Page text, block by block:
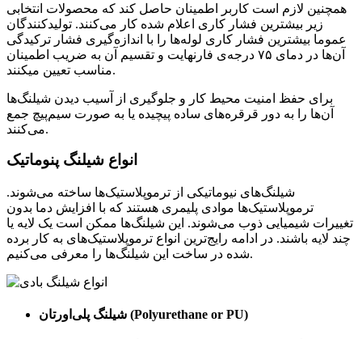
همچنین لازم است کاربر اطمینان حاصل کند که محصولات انتخابی
زیر بیشترین فشار کاری اعلام شده کار می‌کنند. تولیدکنندگان
عموما بیشترین فشار کاری لوله‌ها را با اندازه‌گیری فشار ترکیدگی
آن‌ها در دمای ۷۵ درجه‌ی فارنهایت و تقسیم آن به ضریب اطمینان
مناسب تعیین میکنند.
برای حفظ امنیت محیط کار و جلوگیری از آسیب دیدن شیلنگ‌ها
آن‌ها را به دور قرقره‌های ساده پیچیده یا به صورت سیم‌پیچ جمع
می‌کنند.
انواع شیلنگ‌ پنوماتیک
شیلنگ‌های نیوماتیکی از ترموپلاستیک‌ها ساخته می‌شوند.
ترموپلاستیک‌ها موادی پلیمری هستند که با افزایش دما بدون
تغییرات شیمیایی ذوب می‌شوند. این شیلنگ‌ها ممکن است یک لایه یا
چند لایه باشند. در ادامه رایج‌ترین انواع ترموپلاستیک‌های به کار برده
شده در ساخت این شیلنگ‌ها را معرفی می‌کنیم.
شیلنگ پلی‌اورتان (Polyurethane or PU)